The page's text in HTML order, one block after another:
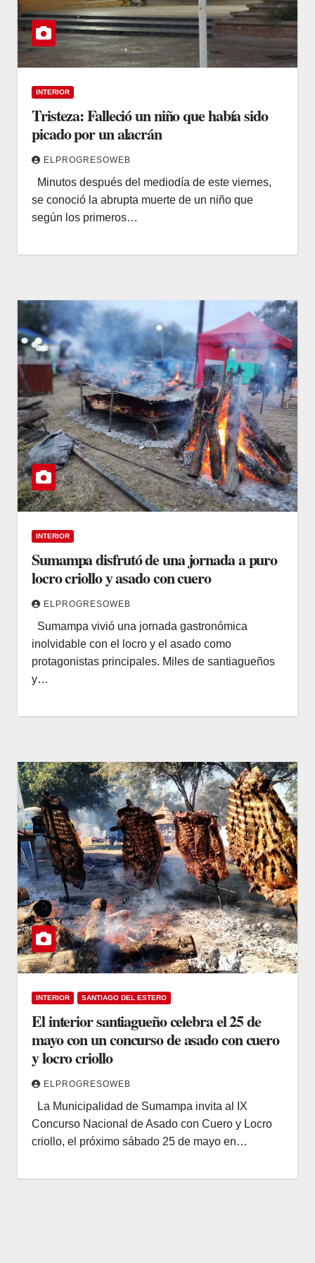
INTERIOR
Tristeza: Falleció un niño que había sido
picado por un alacrán
ELPROGRESOWEB
Minutos después del mediodía de este viernes,
se conoció la abrupta muerte de un niño que
según los primeros…
INTERIOR
Sumampa disfrutó de una jornada a puro
locro criollo y asado con cuero
ELPROGRESOWEB
Sumampa vivió una jornada gastronómica
inolvidable con el locro y el asado como
protagonistas principales. Miles de santiagueños
y…
INTERIOR SANTIAGO DEL ESTERO
El interior santiagueño celebra el 25 de
mayo con un concurso de asado con cuero
y locro criollo
ELPROGRESOWEB
La Municipalidad de Sumampa invita al IX
Concurso Nacional de Asado con Cuero y Locro
criollo, el próximo sábado 25 de mayo en…